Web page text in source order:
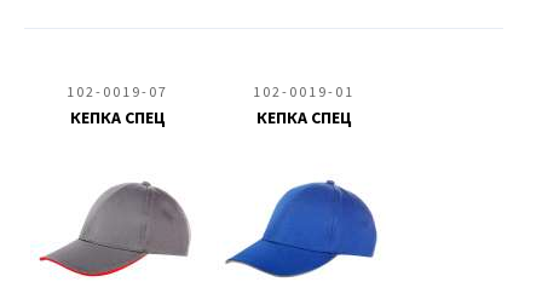
102-0019-07
КЕПКА СПЕЦ
102-0019-01
КЕПКА СПЕЦ